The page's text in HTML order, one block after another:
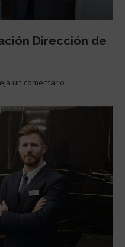
Dirección de
un comentario